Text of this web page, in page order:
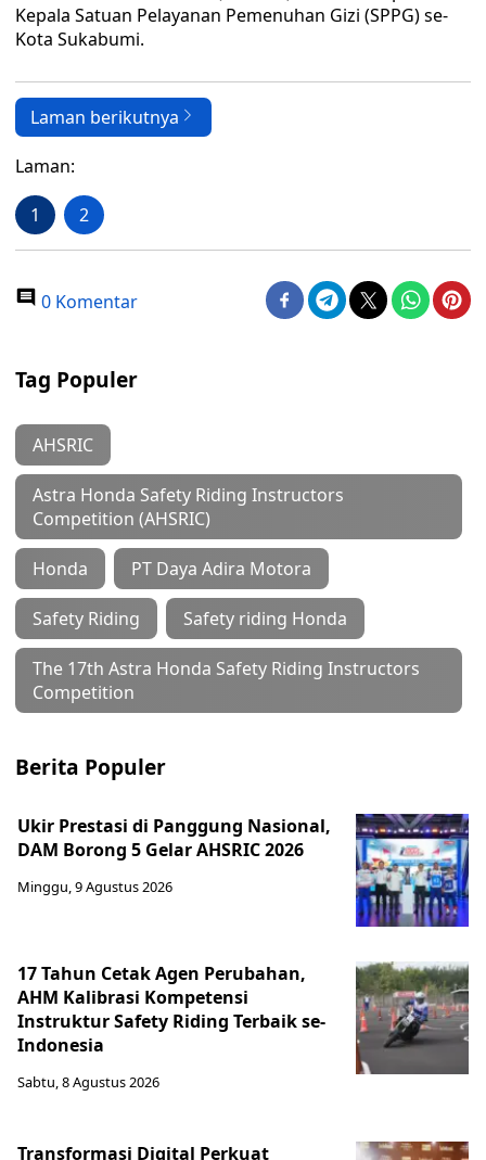
Kepala Satuan Pelayanan Pemenuhan Gizi (SPPG) se-
Kota Sukabumi.
Laman berikutnya
Laman:
1 2
0 Komentar
Tag Populer
AHSRIC
Astra Honda Safety Riding Instructors
Competition (AHSRIC)
Honda PT Daya Adira Motora
Safety Riding Safety riding Honda
The 17th Astra Honda Safety Riding Instructors
Competition
Berita Populer
Ukir Prestasi di Panggung Nasional,
DAM Borong 5 Gelar AHSRIC 2026
Minggu, 9 Agustus 2026
17 Tahun Cetak Agen Perubahan,
AHM Kalibrasi Kompetensi
Instruktur Safety Riding Terbaik se-
Indonesia
Sabtu, 8 Agustus 2026
Transformasi Digital Perkuat